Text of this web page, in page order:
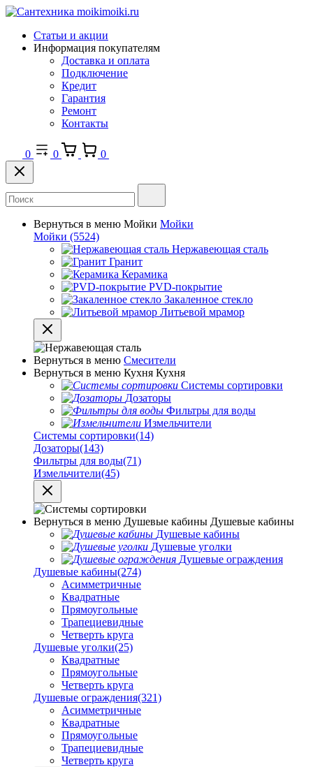
Статьи и акции
Информация покупателям
Доставка и оплата
Подключение
Кредит
Гарантия
Ремонт
Контакты
0 0 0
Вернуться в меню Мойки Мойки
Мойки (5524)
Нержавеющая сталь
Гранит
Керамика
PVD-покрытие
Закаленное стекло
Литьевой мрамор
Вернуться в меню Смесители
Вернуться в меню Кухня Кухня
Системы сортировки
Дозаторы
Фильтры для воды
Измельчители
Системы сортировки(14)
Дозаторы(143)
Фильтры для воды(71)
Измельчители(45)
Вернуться в меню Душевые кабины Душевые кабины
Душевые кабины
Душевые уголки
Душевые ограждения
Душевые кабины(274)
Асимметричные
Квадратные
Прямоугольные
Трапециевидные
Четверть круга
Душевые уголки(25)
Квадратные
Прямоугольные
Четверть круга
Душевые ограждения(321)
Асимметричные
Квадратные
Прямоугольные
Трапециевидные
Четверть круга